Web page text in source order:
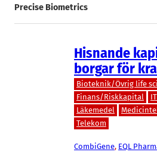
Precise Biometrics
Hisnande
borgar för
Bioteknik/Övrig life
Finans/Riskkapital
Läkemedel
Telekom
CombiGene, EQL